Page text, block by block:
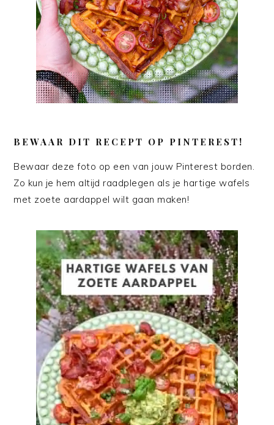
BEWAAR DIT RECEPT OP PINTEREST!
Bewaar deze foto op een van jouw Pinterest borden.
Zo kun je hem altijd raadplegen als je hartige wafels
met zoete aardappel wilt gaan maken!